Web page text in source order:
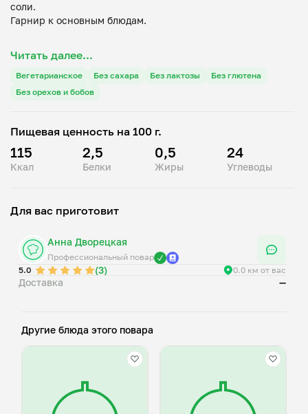
соли.
Гарнир к основным блюдам.
Читать далее...
Вегетарианское Без сахара Без лактозы
Без глютена
Без орехов и бобов
Пищевая ценность на 100 г.
115
Ккал
2,5
Белки
0,5
Жиры
24
Углеводы
Для вас приготовит
Анна Дворецкая
Профессиональный повар
5.0
(3) 0.0 км от вас
Доставка —
Другие блюда этого повара